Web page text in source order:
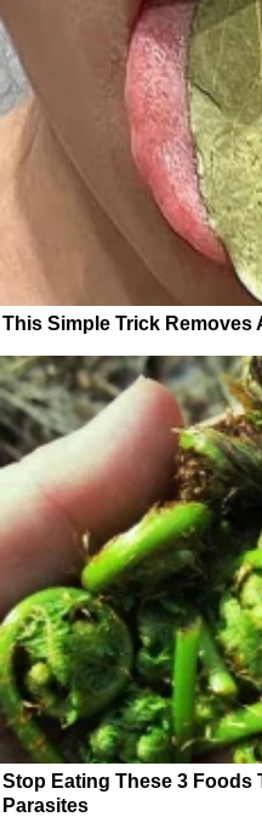
This Simple Trick Removes
Stop Eating These 3 Foods
Parasites